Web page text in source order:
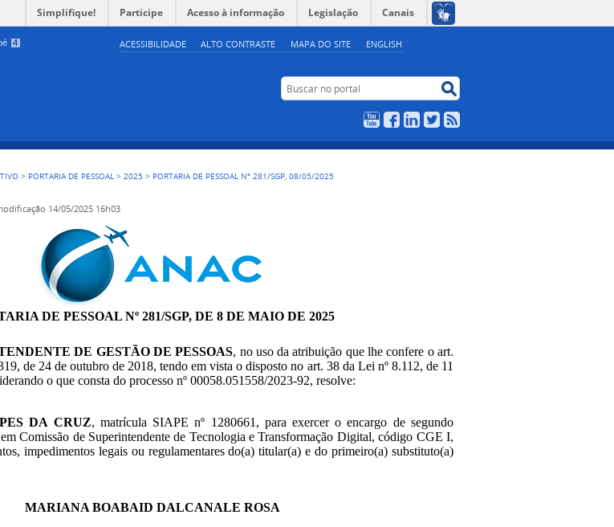
4 ACESSIBILIDADE ALTO CONTRASTE MAPA DO SITE ENGLISH
Simplifique! Participe Acesso à informação Legislação Canais
Buscar no portal
YouTubeFacebookLinkedIn
Twitter
> PORTARIA DE PESSOAL >2025 > PORTARIA DE PESSOAL Nº 281/SGP, 08/05/2025
14/05/2025 16h03
DE PESSOAL Nº 281/SGP, DE 8 DE MAIO DE 2025
DE GESTÃO DE PESSOAS, no uso da atribuição que lhe confere o art.
de 24 de outubro de 2018, tendo em vista o disposto no art. 38 da Lei nº 8.112, de 11
o que consta do processo nº 00058.051558/2023-92, resolve:
DA CRUZ, matrícula SIAPE nº 1280661 , para exercer o encargo de segundo
Comissão de Superintendente de Tecnologia e Transformação Digital, código CGE I,
impedimentos legais ou regulamentares do(a) titular(a) e do primeiro(a) substituto(a)
MARIANA BOABAID DALCANALE ROSA